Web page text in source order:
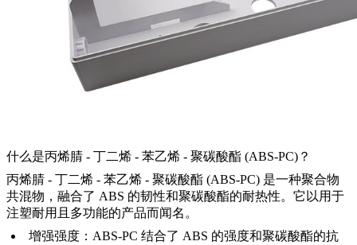
什么是丙烯腈 - 丁二烯 - 苯乙烯 - 聚碳酸酯 (ABS-PC)？
丙烯腈 - 丁二烯 - 苯乙烯 - 聚碳酸酯 (ABS-PC) 是一种聚合物
共混物，融合了 ABS 的韧性和聚碳酸酯的耐热性。它以用于
注塑耐用且多功能的产品而闻名。
增强强度：ABS-PC 结合了 ABS 的强度和聚碳酸酯的抗